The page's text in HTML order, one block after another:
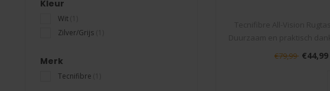
Kleur
Wit
Zilver/Grijs
Merk
Tecnifibre
op..
€79,99 €44,99